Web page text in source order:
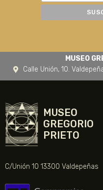
MUSEO
Calle Unión, 10.
MUSEO
GREGORIO
PRIETO
C/Unión 10 13300 Valdepeñas